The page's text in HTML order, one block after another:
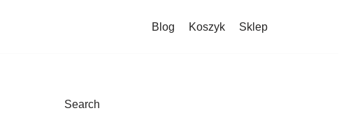
Blog Koszyk Sklep
Search